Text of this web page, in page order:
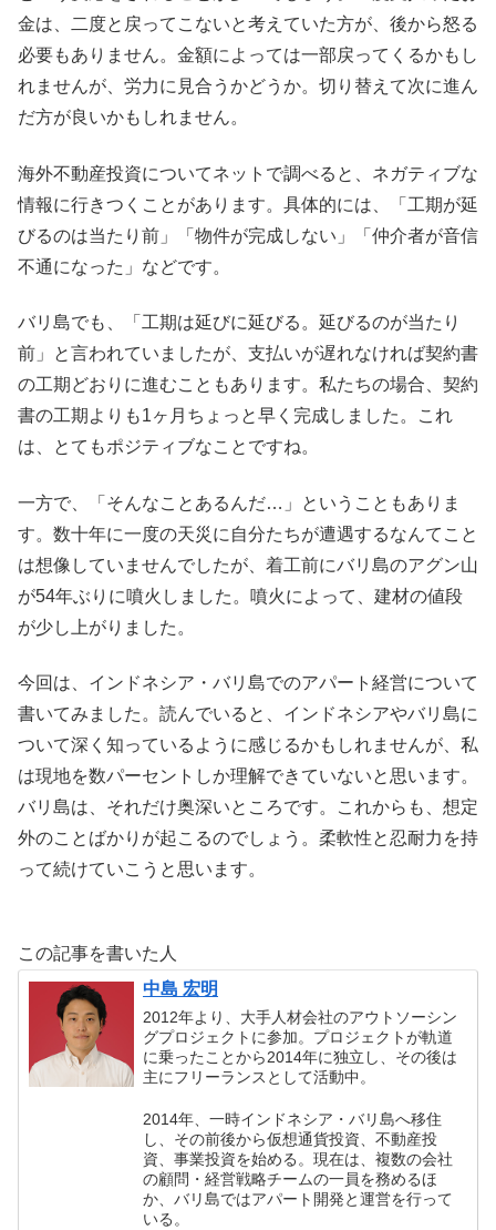
金は、二度と戻ってこないと考えていた方が、後から怒る
必要もありません。金額によっては一部戻ってくるかもし
れませんが、労力に見合うかどうか。切り替えて次に進ん
だ方が良いかもしれません。
海外不動産投資についてネットで調べると、ネガティブな
情報に行きつくことがあります。具体的には、「工期が延
びるのは当たり前」「物件が完成しない」「仲介者が音信
不通になった」などです。
バリ島でも、「工期は延びに延びる。延びるのが当たり
前」と言われていましたが、支払いが遅れなければ契約書
の工期どおりに進むこともあります。私たちの場合、契約
書の工期よりも1ヶ月ちょっと早く完成しました。これ
は、とてもポジティブなことですね。
一方で、「そんなことあるんだ…」ということもありま
す。数十年に一度の天災に自分たちが遭遇するなんてこと
は想像していませんでしたが、着工前にバリ島のアグン山
が54年ぶりに噴火しました。噴火によって、建材の値段
が少し上がりました。
今回は、インドネシア・バリ島でのアパート経営について
書いてみました。読んでいると、インドネシアやバリ島に
ついて深く知っているように感じるかもしれませんが、私
は現地を数パーセントしか理解できていないと思います。
バリ島は、それだけ奥深いところです。これからも、想定
外のことばかりが起こるのでしょう。柔軟性と忍耐力を持
って続けていこうと思います。
この記事を書いた人
中島 宏明
2012年より、大手人材会社のアウトソーシン
グプロジェクトに参加。プロジェクトが軌道
に乗ったことから2014年に独立し、その後は
主にフリーランスとして活動中。
2014年、一時インドネシア・バリ島へ移住
し、その前後から仮想通貨投資、不動産投
資、事業投資を始める。現在は、複数の会社
の顧問・経営戦略チームの一員を務めるほ
か、バリ島ではアパート開発と運営を行って
いる。